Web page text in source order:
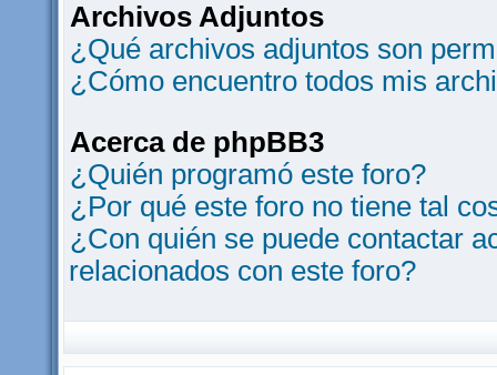
Archivos Adjuntos
¿Qué archivos adjuntos son
¿Cómo encuentro todos mis
Acerca de phpBB3
¿Quién programó este foro?
¿Por qué este foro no tiene tal
¿Con quién se puede contactar
relacionados con este foro?